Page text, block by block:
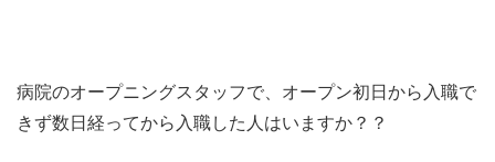
病院のオープニングスタッフで、オープン初日から入職で
きず数日経ってから入職した人はいますか？？